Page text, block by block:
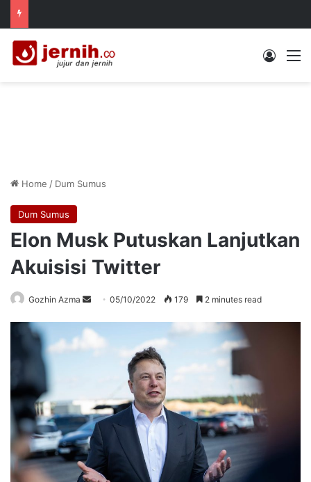
Log In
Home / Dum Sumus
Dum Sumus
Elon Musk Putuskan Lanjutkan
Akuisisi Twitter
Gozhin Azma
Send
email
05/10/2022 179 2 minutes read